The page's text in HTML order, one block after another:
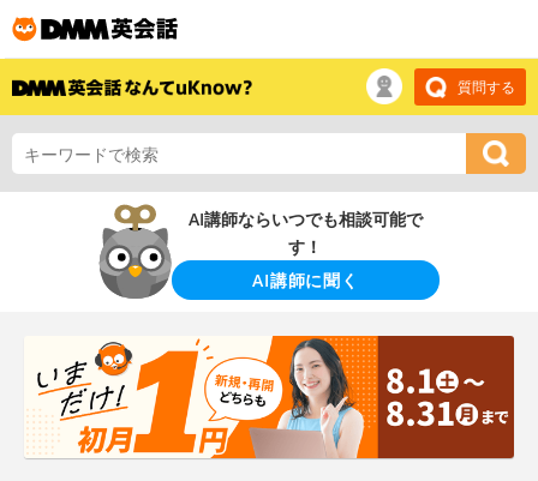
質問する
AI講師ならいつでも相談可能で
す！
AI講師に聞く